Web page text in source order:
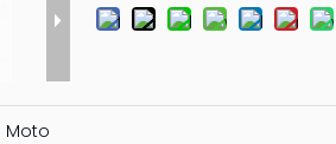
Moto